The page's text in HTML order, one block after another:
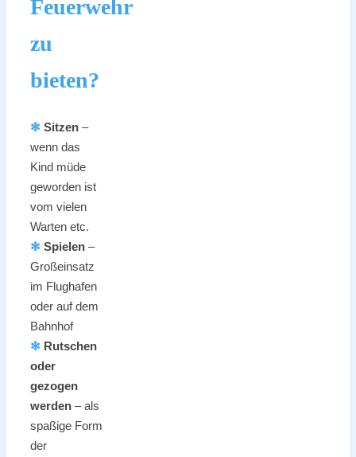
Feuerwehr
zu
bieten?
✻ Sitzen –
wenn das
Kind müde
geworden ist
vom vielen
Warten etc.
✻ Spielen –
Großeinsatz
im Flughafen
oder auf dem
Bahnhof
✻ Rutschen
oder
gezogen
werden – als
spaßige Form
der